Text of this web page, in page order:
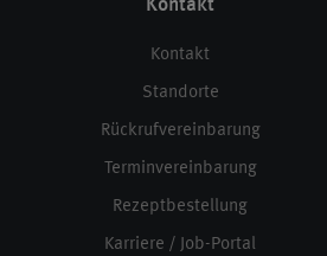
Kontakt
Kontakt
Standorte
Rückrufvereinbarung
Terminvereinbarung
Rezeptbestellung
Karriere / Job-Portal